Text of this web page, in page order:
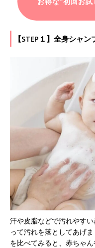
【STEP１】全身シャ
汗や皮脂などで汚れやす
って汚れを落としてあげ
を比べてみると、赤ちゃ